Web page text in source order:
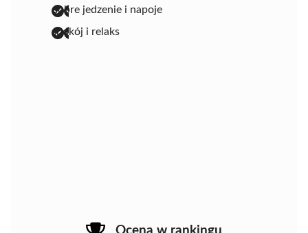
dobre jedzenie i napoje
spokój i relaks